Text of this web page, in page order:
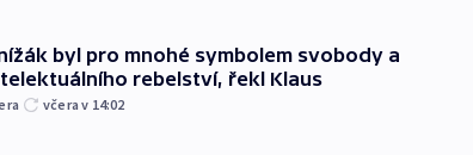
byl pro mnohé symbolem svobody a
rebelství, řekl Klaus
včera v 14:02